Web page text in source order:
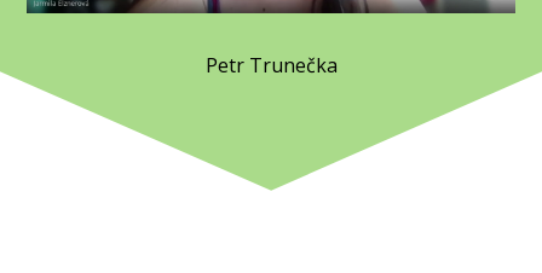
Petr Trunečka